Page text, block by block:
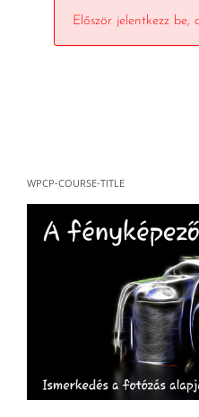
Először jelentkezz
WPCP-COURSE-TITLE